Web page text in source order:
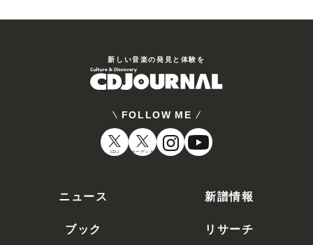
新しい⾳楽の発⾒と体験を
FOLLOW ME
CDJ オーディオ
ニュース
新譜情報
ブック
リサーチ